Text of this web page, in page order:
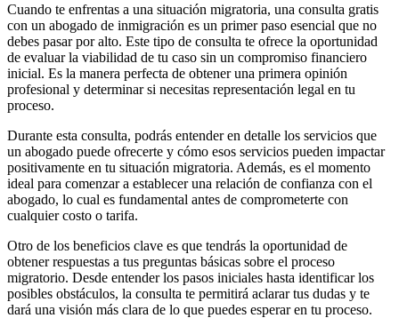
Cuando te enfrentas a una situación migratoria, una consulta gratis
con un abogado de inmigración es un primer paso esencial que no
debes pasar por alto. Este tipo de consulta te ofrece la oportunidad
de evaluar la viabilidad de tu caso sin un compromiso financiero
inicial. Es la manera perfecta de obtener una primera opinión
profesional y determinar si necesitas representación legal en tu
proceso.
Durante esta consulta, podrás entender en detalle los servicios que
un abogado puede ofrecerte y cómo esos servicios pueden impactar
positivamente en tu situación migratoria. Además, es el momento
ideal para comenzar a establecer una relación de confianza con el
abogado, lo cual es fundamental antes de comprometerte con
cualquier costo o tarifa.
Otro de los beneficios clave es que tendrás la oportunidad de
obtener respuestas a tus preguntas básicas sobre el proceso
migratorio. Desde entender los pasos iniciales hasta identificar los
posibles obstáculos, la consulta te permitirá aclarar tus dudas y te
dará una visión más clara de lo que puedes esperar en tu proceso.